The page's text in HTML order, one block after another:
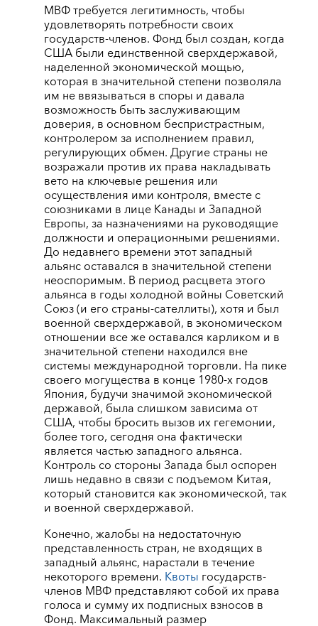
МВФ требуется легитимность, чтобы
удовлетворять потребности своих
государств-членов. Фонд был создан, когда
США были единственной сверхдержавой,
наделенной экономической мощью,
которая в значительной степени позволяла
им не ввязываться в споры и давала
возможность быть заслуживающим
доверия, в основном беспристрастным,
контролером за исполнением правил,
регулирующих обмен. Другие страны не
возражали против их права накладывать
вето на ключевые решения или
осуществления ими контроля, вместе с
союзниками в лице Канады и Западной
Европы, за назначениями на руководящие
должности и операционными решениями.
До недавнего времени этот западный
альянс оставался в значительной степени
неоспоримым. В период расцвета этого
альянса в годы холодной войны Советский
Союз (и его страны-сателлиты), хотя и был
военной сверхдержавой, в экономическом
отношении все же оставался карликом и в
значительной степени находился вне
системы международной торговли. На пике
своего могущества в конце 1980-х годов
Япония, будучи значимой экономической
державой, была слишком зависима от
США, чтобы бросить вызов их гегемонии,
более того, сегодня она фактически
является частью западного альянса.
Контроль со стороны Запада был оспорен
лишь недавно в связи с подъемом Китая,
который становится как экономической, так
и военной сверхдержавой.
Конечно, жалобы на недостаточную
представленность стран, не входящих в
западный альянс, нарастали в течение
некоторого времени. Квоты государств-
членов МВФ представляют собой их права
голоса и сумму их подписных взносов в
Фонд. Максимальный размер